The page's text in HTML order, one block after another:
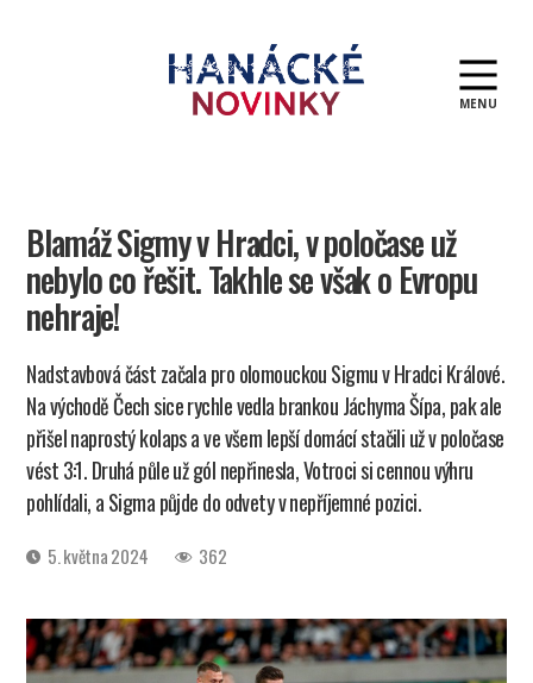
MENU
Blamáž Sigmy v Hradci, v poločase už
nebylo co řešit. Takhle se však o Evropu
nehraje!
Nadstavbová část začala pro olomouckou Sigmu v Hradci Králové.
Na východě Čech sice rychle vedla brankou Jáchyma Šípa, pak ale
přišel naprostý kolaps a ve všem lepší domácí stačili už v poločase
vést 3:1. Druhá půle už gól nepřinesla, Votroci si cennou výhru
pohlídali, a Sigma půjde do odvety v nepříjemné pozici.
Datum5. května 2024 362